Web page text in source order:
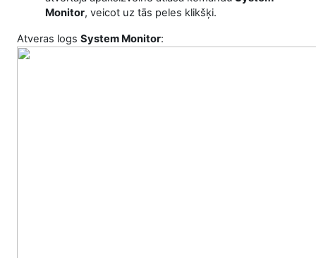
Monitor, veicot uz tās peles klikšķi.
Atveras logs System Monitor: